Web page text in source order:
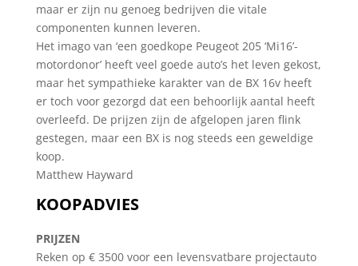
maar er zijn nu genoeg bedrijven die vitale
componenten kunnen leveren.
Het imago van ‘een goedkope Peugeot 205 ‘Mi16’-
motordonor’ heeft veel goede auto’s het leven gekost,
maar het sympathieke karakter van de BX 16v heeft
er toch voor gezorgd dat een behoorlijk aantal heeft
overleefd. De prijzen zijn de afgelopen jaren flink
gestegen, maar een BX is nog steeds een geweldige
koop.
Matthew Hayward
KOOPADVIES
PRIJZEN
Reken op € 3500 voor een levensvatbare projectauto